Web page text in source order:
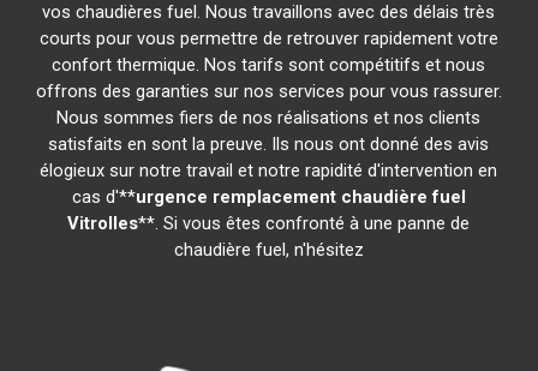
vos chaudières fuel. Nous travaillons avec des délais très
courts pour vous permettre de retrouver rapidement votre
confort thermique. Nos tarifs sont compétitifs et nous
offrons des garanties sur nos services pour vous rassurer.
Nous sommes fiers de nos réalisations et nos clients
satisfaits en sont la preuve. Ils nous ont donné des avis
élogieux sur notre travail et notre rapidité d'intervention en
cas d'**urgence remplacement chaudière fuel
Vitrolles**. Si vous êtes confronté à une panne de
chaudière fuel, n'hésitez